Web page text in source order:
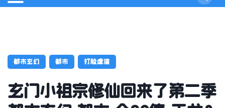
都市玄幻 都市 打脸虐渣
玄门小祖宗修仙回来了第二季